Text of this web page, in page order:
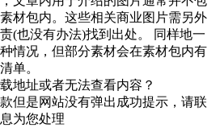
材包内。这些相关商业图片需另外
(也没有办法)找到出处。 同样地一
情况，但部分素材会在素材包内有
单。
地址或者无法查看内容？
但是网站没有弹出成功提示，请联
为您处理